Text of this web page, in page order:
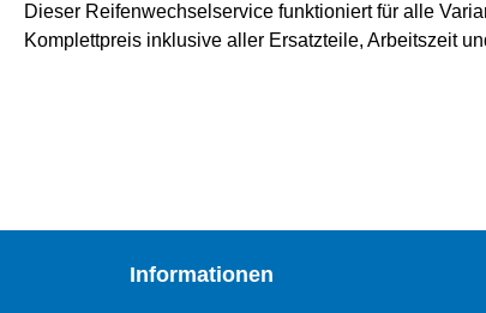
Dieser Reifenwechselservice funktioniert für alle
Komplettpreis inklusive aller Ersatzteile, Arbeitszeit
Informationen